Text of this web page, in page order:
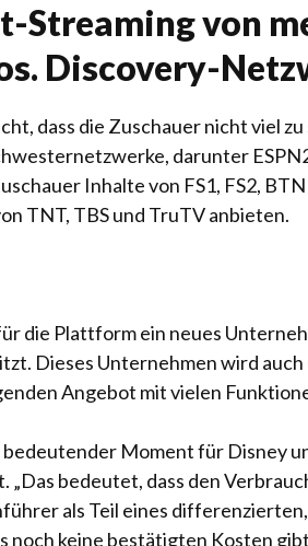
von
Discovery-
dass die Zuschauer nicht viel
darunter
Inhalte von FS1, FS2,
TNT, TBS und TruTV anbieten.
die Plattform ein neues
Dieses Unternehmen wird
Angebot mit vielen
Moment für Disney
bedeutet, dass den
als Teil eines
noch keine bestätigten Kosten